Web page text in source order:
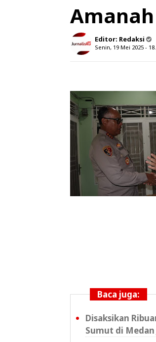
Amanah
Editor: Redaksi
Senin, 19 Mei 2025 -
Baca juga:
Disaksikan
Sumut di Medan